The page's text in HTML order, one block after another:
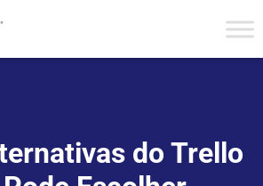
do Trello